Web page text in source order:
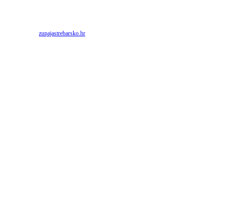
Izvor:zupajastrebarsko.hr